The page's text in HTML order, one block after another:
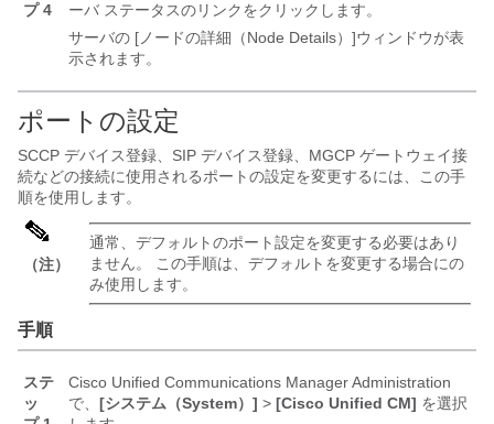
プ 4
ーバ ステータスのリンクをクリックします。
サーバの [ノードの詳細（Node Details）]ウィンドウが表
示されます。
ポートの設定
SCCP デバイス登録、SIP デバイス登録、MGCP ゲートウェイ接
続などの接続に使用されるポートの設定を変更するには、この手
順を使用します。
（注）
通常、デフォルトのポート設定を変更する必要はあり
ません。 この手順は、デフォルトを変更する場合にの
み使用します。
手順
ステ
ッ
Cisco Unified Communications Manager Administration
で、 [システム（System）] > [Cisco Unified CM] を選択